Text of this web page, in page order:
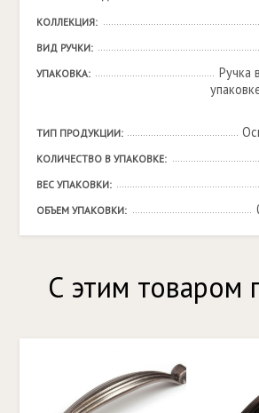
КОЛЛЕКЦИЯ:
ВИД РУЧКИ:
УПАКОВКА:
Ручка
ТИП ПРОДУКЦИИ:
КОЛИЧЕСТВО В УПАКОВКЕ:
ВЕС УПАКОВКИ:
ОБЪЕМ УПАКОВКИ:
С этим товаром